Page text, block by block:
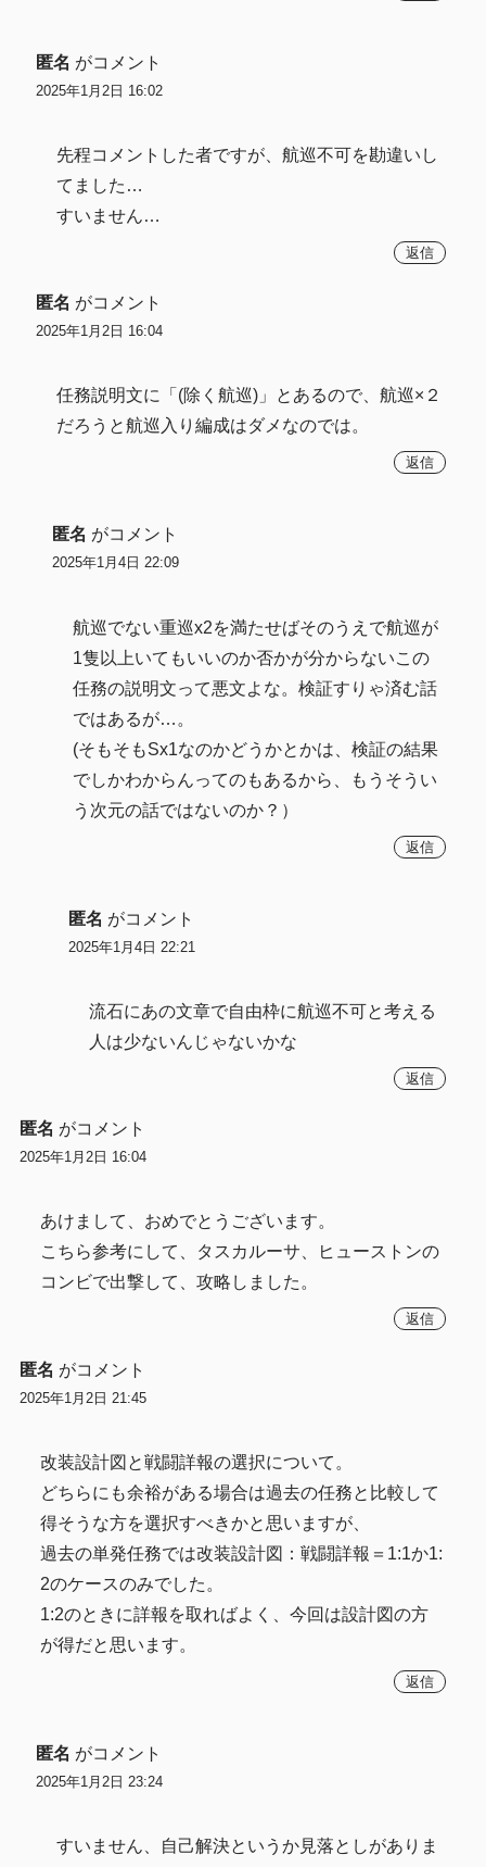
匿名 がコメント
2025年1月2日 16:02
先程コメントした者ですが、航巡不可を勘違いし
てました…
すいません…
返信
匿名 がコメント
2025年1月2日 16:04
任務説明文に「(除く航巡)」とあるので、航巡×２
だろうと航巡入り編成はダメなのでは。
返信
匿名 がコメント
2025年1月4日 22:09
航巡でない重巡x2を満たせばそのうえで航巡が
1隻以上いてもいいのか否かが分からないこの
任務の説明文って悪文よな。検証すりゃ済む話
ではあるが…。
(そもそもSx1なのかどうかとかは、検証の結果
でしかわからんってのもあるから、もうそうい
う次元の話ではないのか？）
返信
匿名 がコメント
2025年1月4日 22:21
流石にあの文章で自由枠に航巡不可と考える
人は少ないんじゃないかな
返信
匿名 がコメント
2025年1月2日 16:04
あけまして、おめでとうございます。
こちら参考にして、タスカルーサ、ヒューストンの
コンビで出撃して、攻略しました。
返信
匿名 がコメント
2025年1月2日 21:45
改装設計図と戦闘詳報の選択について。
どちらにも余裕がある場合は過去の任務と比較して
得そうな方を選択すべきかと思いますが、
過去の単発任務では改装設計図：戦闘詳報＝1:1か1:
2のケースのみでした。
1:2のときに詳報を取ればよく、今回は設計図の方
が得だと思います。
返信
匿名 がコメント
2025年1月2日 23:24
すいません、自己解決というか見落としがありま